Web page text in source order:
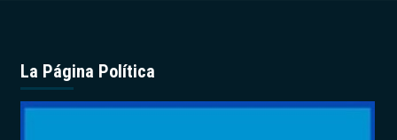
La Página Política